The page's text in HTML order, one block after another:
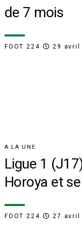
de 7 mois
FOOT 224 29 avril
A LA UNE
Ligue 1
Horoya et
FOOT 224 27 avril